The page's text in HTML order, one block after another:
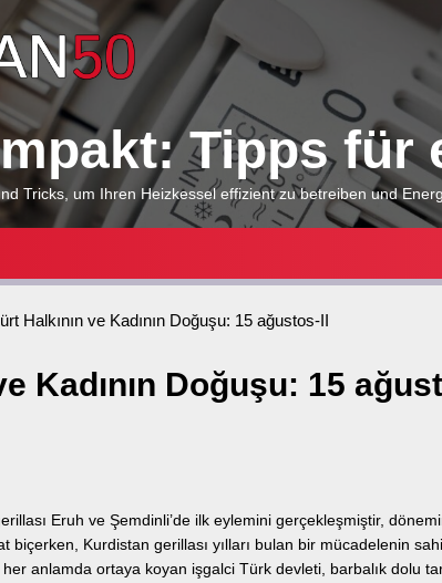
Heizkessel
kompakt:
Tipps
für
Tipps für
Tricks, um Ihren Heizkessel effizient zu betreiben und
Halkının ve Kadının Doğuşu: 15 ağustos-II
Kadının Doğuşu: 15
Eruh ve Şemdinli’de ilk eylemini gerçekleşmiştir,
biçerken, Kurdistan gerillası yılları bulan bir mücadelenin
anlamda ortaya koyan işgalci Türk devleti, barbalık dolu